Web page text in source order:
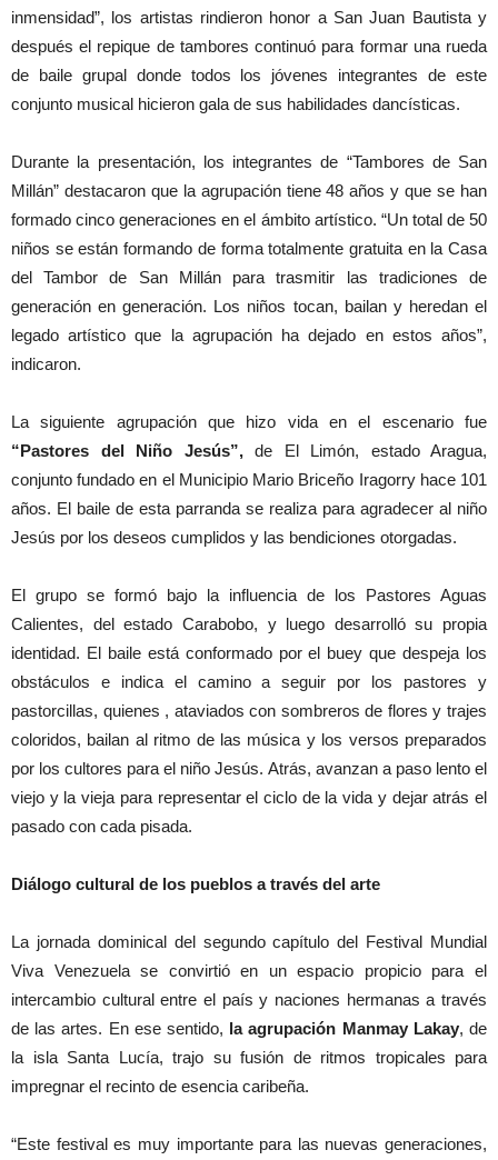
inmensidad”, los artistas rindieron honor a San Juan Bautista y
después el repique de tambores continuó para formar una rueda
de baile grupal donde todos los jóvenes integrantes de este
conjunto musical hicieron gala de sus habilidades dancísticas.
Durante la presentación, los integrantes de “Tambores de San
Millán” destacaron que la agrupación tiene 48 años y que se han
formado cinco generaciones en el ámbito artístico. “Un total de 50
niños se están formando de forma totalmente gratuita en la Casa
del Tambor de San Millán para trasmitir las tradiciones de
generación en generación. Los niños tocan, bailan y heredan el
legado artístico que la agrupación ha dejado en estos años”,
indicaron.
La siguiente agrupación que hizo vida en el escenario fue
“Pastores del Niño Jesús”,de El Limón, estado Aragua,
conjunto fundado en el Municipio Mario Briceño Iragorry hace 101
años. El baile de esta parranda se realiza para agradecer al niño
Jesús por los deseos cumplidos y las bendiciones otorgadas.
El grupo se formó bajo la influencia de los Pastores Aguas
Calientes, del estado Carabobo, y luego desarrolló su propia
identidad. El baile está conformado por el buey que despeja los
obstáculos e indica el camino a seguir por los pastores y
pastorcillas, quienes , ataviados con sombreros de flores y trajes
coloridos, bailan al ritmo de las música y los versos preparados
por los cultores para el niño Jesús. Atrás, avanzan a paso lento el
viejo y la vieja para representar el ciclo de la vida y dejar atrás el
pasado con cada pisada.
Diálogo cultural de los pueblos a través del arte
La jornada dominical del segundo capítulo del Festival Mundial
Viva Venezuela se convirtió en un espacio propicio para el
intercambio cultural entre el país y naciones hermanas a través
de las artes. En ese sentido, la agrupación Manmay Lakay, de
la isla Santa Lucía, trajo su fusión de ritmos tropicales para
impregnar el recinto de esencia caribeña.
“Este festival es muy importante para las nuevas generaciones,